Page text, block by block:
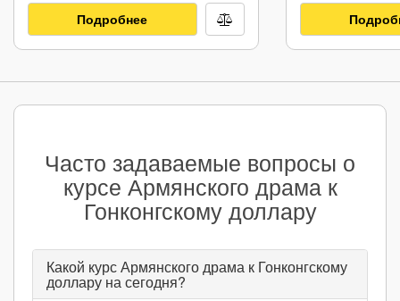
Подробнее
Часто задаваемые вопросы о
курсе Армянского драма к
Гонконгскому доллару
Какой курс Армянского драма к Гонконгскому
доллару на сегодня?